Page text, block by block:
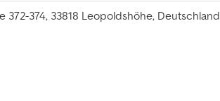
372-374, 33818 Leopoldshöhe, Deutschland